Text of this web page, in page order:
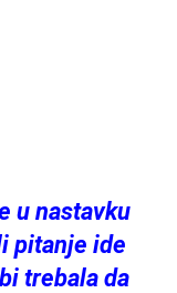
u nastavku
pitanje ide
trebala da